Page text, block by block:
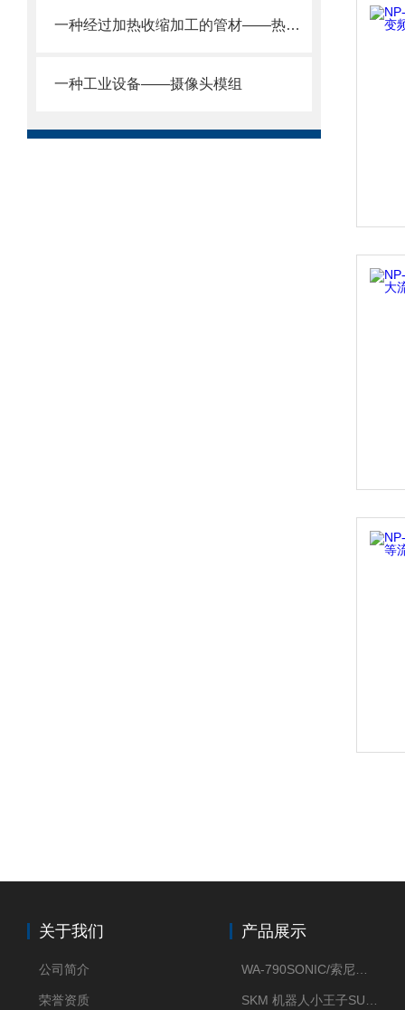
一种经过加热收缩加工的管材——热缩管
一种工业设备——摄像头模组
关于我们
公司简介
荣誉资质
产品展示